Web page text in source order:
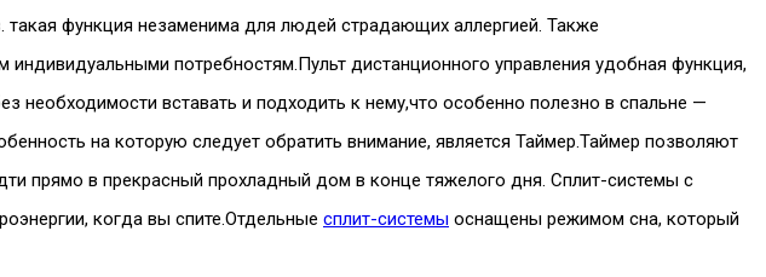
такая функция незаменима для людей страдающих аллергией. Также
потребностям.Пульт дистанционного управления удобная функция,
необходимости вставать и подходить к нему,что особенно полезно в спальне —
на которую следует обратить внимание, является Таймер.Таймер позволяют
прямо в прекрасный прохладный дом в конце тяжелого дня. Сплит-системы с
когда вы спите.Отдельные сплит-системы оснащены режимом сна, который